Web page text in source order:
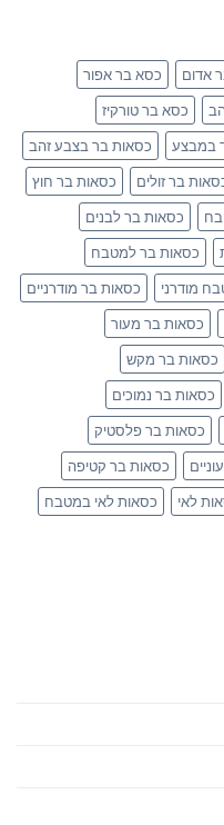
אדום
כסא בר אפור
כסא בר טורקיז
במבצע
כסאות בר בצבע זהב
בר זולים
כסאות בר חוץ
כסאות בר לבנים
כסאות בר למטבח
מודרני
כסאות בר מודרניים
כסאות בר מעור
כסאות בר מקש
כסאות בר נמוכים
כסאות בר פלסטיק
כסאות בר קטיפה
לאי
כסאות לאי במטבח